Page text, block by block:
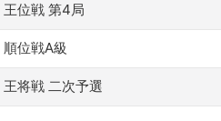
王位戦 第4局
順位戦A級
王将戦 二次予選